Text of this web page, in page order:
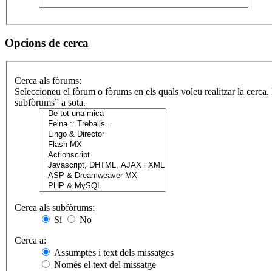
Opcions de cerca
Cerca als fòrums:
Seleccioneu el fòrum o fòrums en els quals voleu realitzar la
subfòrums” a sota.
Cerca als subfòrums:
Sí
No
Cerca a:
Assumptes i text dels missatges
Només el text del missatge